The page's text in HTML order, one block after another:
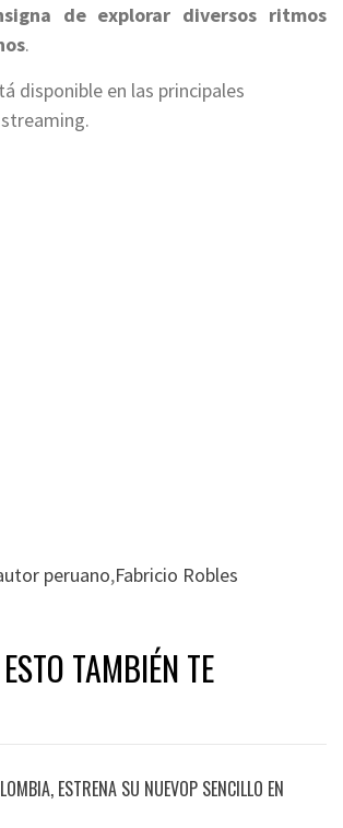
de explorar diversos ritmos
.
disponible en las principales
peruano,Fabricio Robles
TAMBIÉN TE
ESTRENA SU NUEVOP SENCILLO EN